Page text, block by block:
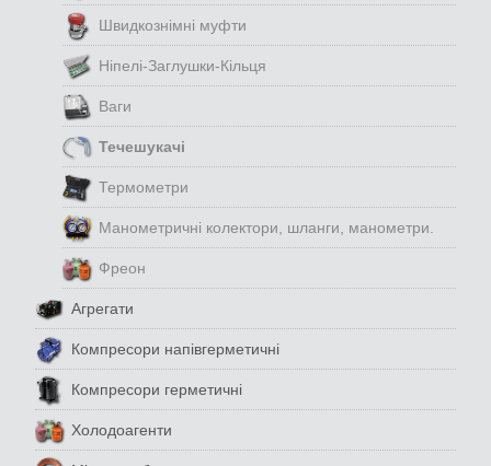
Швидкознімні муфти
Ніпелі-Заглушки-Кільця
Ваги
Течешукачі
Термометри
Манометричні колектори, шланги, манометри.
Фреон
Агрегати
Компресори напівгерметичні
Компресори герметичні
Холодоагенти